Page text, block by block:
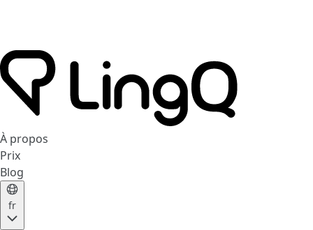
À propos
Prix
Blog
fr